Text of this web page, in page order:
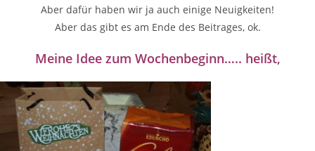
Aber dafür haben wir ja auch einige Neuigkeiten!
Aber das gibt es am Ende des Beitrages, ok.
Meine Idee zum Wochenbeginn….. heißt,